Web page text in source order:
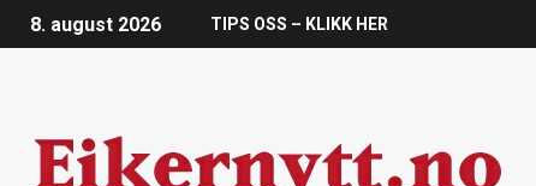
8. august 2026 TIPS OSS – KLIKK HER